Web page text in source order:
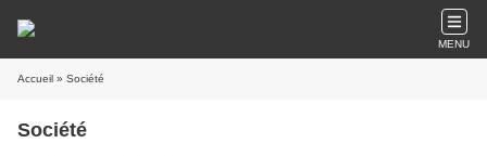
MENU
Accueil » Société
Société